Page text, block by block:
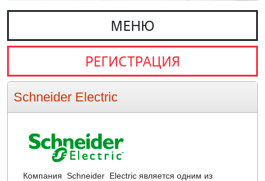
МЕНЮ
РЕГИСТРАЦИЯ
Schneider Electric
Компания Schneider Electric является одним из